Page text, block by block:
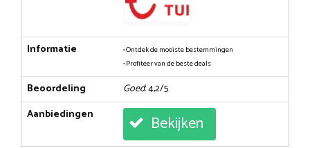
Informatie
• Ontdek de mooiste bestemmingen
• Profiteer van de beste deals
Beoordeling Goed: 4,2/5
Aanbiedingen
Bekijken